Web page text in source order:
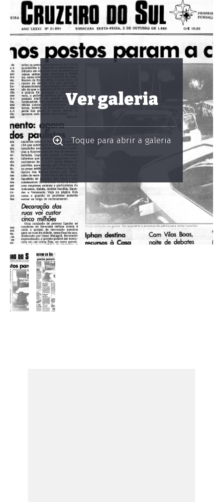
Ver galeria
Toque para abrir a galeria